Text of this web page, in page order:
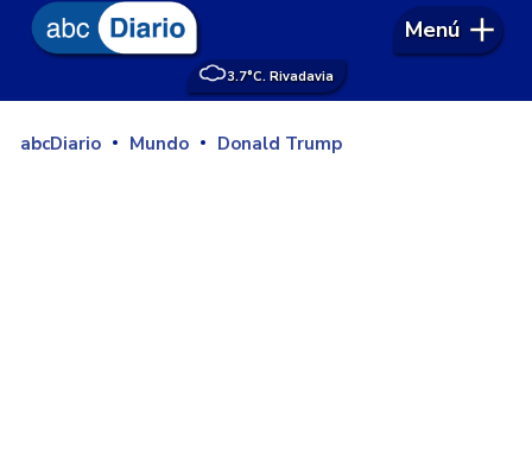
3.7°C. Rivadavia
Menú
abcDiario Mundo Donald Trump